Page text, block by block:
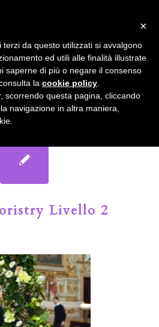
Club di Bologna
Livello 2
previsto nella pagina dedicata.
disabilitare il tracciamento di
Privacy e cookie policy
×
da questo utilizzati si avvalgono
ed utili alle finalità illustrate
saperne di più o negare il consenso
la cookie policy
scorrendo questa pagina, cliccando
navigazione in altra maniera,